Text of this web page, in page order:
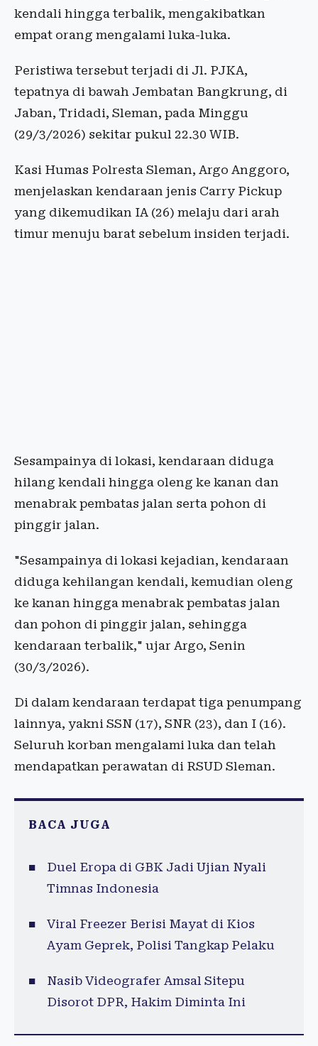
kendali hingga terbalik, mengakibatkan
empat orang mengalami luka-luka.
Peristiwa tersebut terjadi di Jl. PJKA,
tepatnya di bawah Jembatan Bangkrung, di
Jaban, Tridadi, Sleman, pada Minggu
(29/3/2026) sekitar pukul 22.30 WIB.
Kasi Humas Polresta Sleman, Argo Anggoro,
menjelaskan kendaraan jenis Carry Pickup
yang dikemudikan IA (26) melaju dari arah
timur menuju barat sebelum insiden terjadi.
Sesampainya di lokasi, kendaraan diduga
hilang kendali hingga oleng ke kanan dan
menabrak pembatas jalan serta pohon di
pinggir jalan.
"Sesampainya di lokasi kejadian, kendaraan
diduga kehilangan kendali, kemudian oleng
ke kanan hingga menabrak pembatas jalan
dan pohon di pinggir jalan, sehingga
kendaraan terbalik," ujar Argo, Senin
(30/3/2026).
Di dalam kendaraan terdapat tiga penumpang
lainnya, yakni SSN (17), SNR (23), dan I (16).
Seluruh korban mengalami luka dan telah
mendapatkan perawatan di RSUD Sleman.
BACA JUGA
Duel Eropa di GBK Jadi Ujian Nyali
Timnas Indonesia
Viral Freezer Berisi Mayat di Kios
Ayam Geprek, Polisi Tangkap Pelaku
Nasib Videografer Amsal Sitepu
Disorot DPR, Hakim Diminta Ini